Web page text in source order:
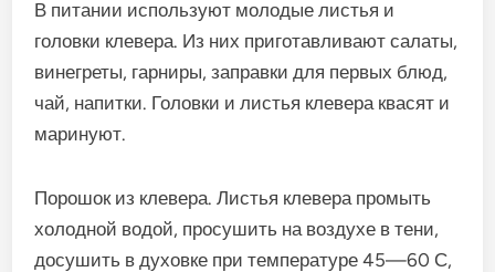
В питании используют молодые листья и
головки клевера. Из них приготавливают салаты,
винегреты, гарниры, заправки для первых блюд,
чай, напитки. Головки и листья клевера квасят и
маринуют.
Порошок из клевера. Листья клевера промыть
холодной водой, просушить на воздухе в тени,
досушить в духовке при температуре 45—60 С,